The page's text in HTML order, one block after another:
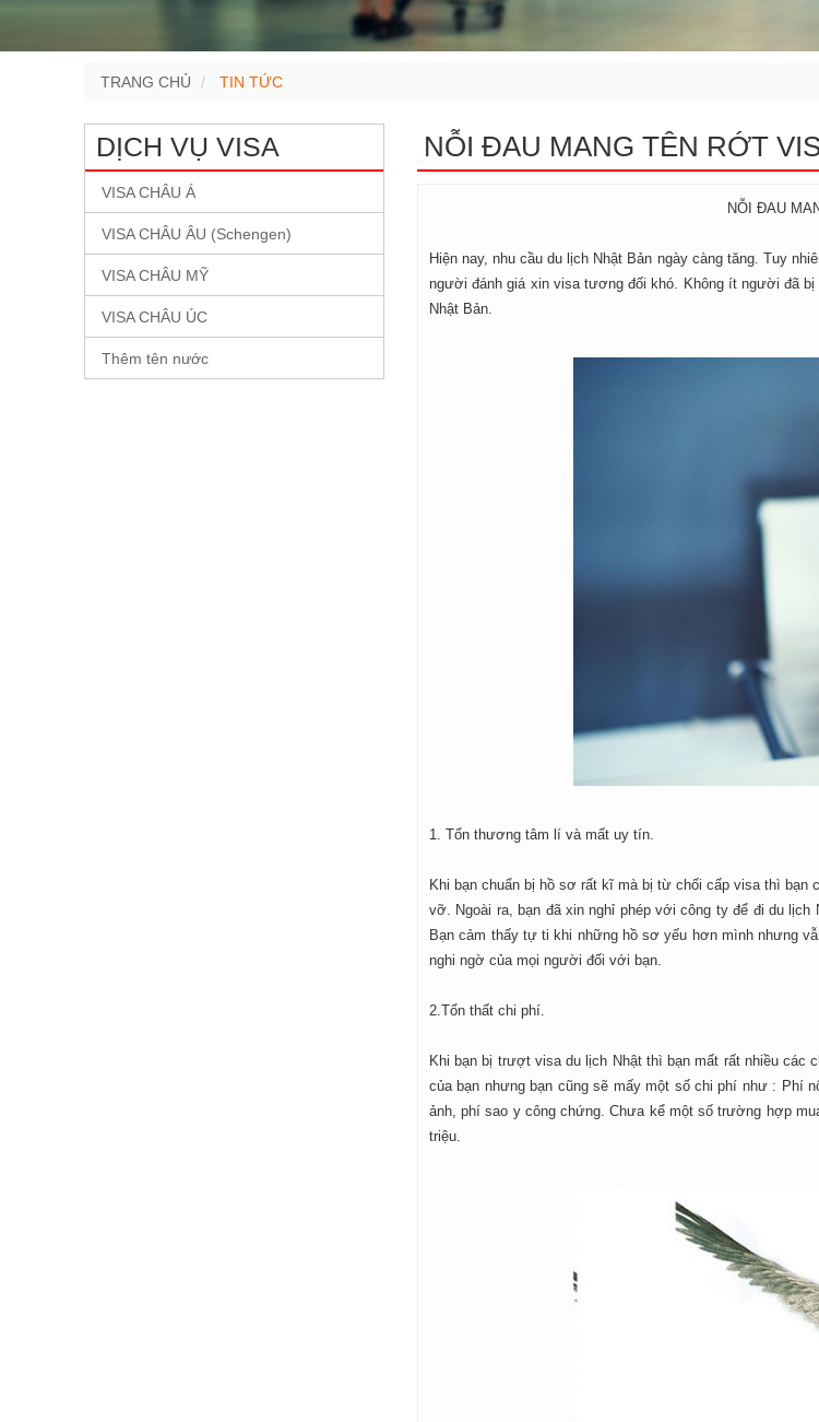
TRANG CHỦ TIN TỨC
DỊCH VỤ VISA
VISA CHÂU Á
VISA CHÂU ÂU (Schengen)
VISA CHÂU MỸ
VISA CHÂU ÚC
Thêm tên nước
NỖI ĐAU MANG TÊN RỚT
NỖI ĐAU
Hiện nay, nhu cầu du lịch Nhật Bản ngày càng tăng. Tuy
người đánh giá xin visa tương đối khó. Không ít người đã
Nhật Bản.
1. Tổn thương tâm lí và mất uy tín.
Khi bạn chuẩn bị hồ sơ rất kĩ mà bị từ chối cấp visa thì bạn
vỡ. Ngoài ra, bạn đã xin nghỉ phép với công ty để đi du
Bạn cảm thấy tự ti khi những hồ sơ yếu hơn mình nhưng
nghi ngờ của mọi người đối với bạn.
2.Tổn thất chi phí.
Khi bạn bị trượt visa du lịch Nhật thì bạn mất rất nhiều
của bạn nhưng bạn cũng sẽ mấy một số chi phí như : Phí
ảnh, phí sao y công chứng. Chưa kể một số trường hợp
triệu.